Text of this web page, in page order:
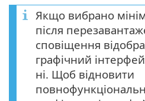
Якщо вибрано
після
сповіщення
графічний
ні. Щоб відновити